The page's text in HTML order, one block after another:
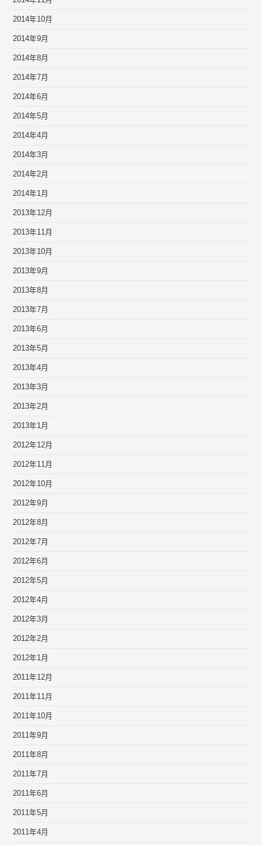
2014年10月
2014年9月
2014年8月
2014年7月
2014年6月
2014年5月
2014年4月
2014年3月
2014年2月
2014年1月
2013年12月
2013年11月
2013年10月
2013年9月
2013年8月
2013年7月
2013年6月
2013年5月
2013年4月
2013年3月
2013年2月
2013年1月
2012年12月
2012年11月
2012年10月
2012年9月
2012年8月
2012年7月
2012年6月
2012年5月
2012年4月
2012年3月
2012年2月
2012年1月
2011年12月
2011年11月
2011年10月
2011年9月
2011年8月
2011年7月
2011年6月
2011年5月
2011年4月